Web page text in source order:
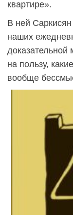
квартире».
В ней
наших
доказательной
на пользу,
вообще